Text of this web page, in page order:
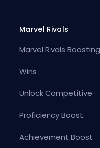
Marvel Rivals
Marvel Rivals Boosting
Wins
Unlock Competitive
Proficiency Boost
Achievement Boost